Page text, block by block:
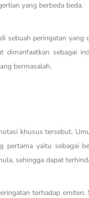
yang berbeda beda.
sebuah peringatan
dimanfaatkan sebagai
bermasalah.
khusus tersebut.
pertama yaitu sebagai
sehingga dapat
terhadap